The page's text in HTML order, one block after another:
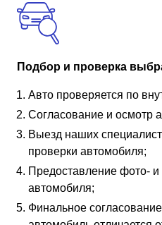
Подбор и проверка
Авто проверяется по
Согласование и осмотр
Выезд наших
проверки автомобиля;
Предоставление фото- и
автомобиля;
Финальное